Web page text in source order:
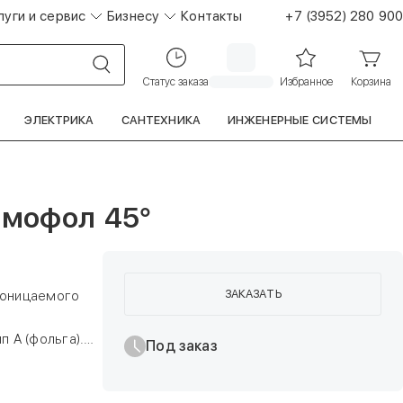
и сервис Бизнесу Контакты +7 (3952) 280 900
Статус заказа Избранное Корзина
ЭЛЕКТРИКА САНТЕХНИКА ИНЖЕНЕРНЫЕ СИСТЕМЫ
45°
А (фольга).
ЗАКАЗАТЬ
Под заказ